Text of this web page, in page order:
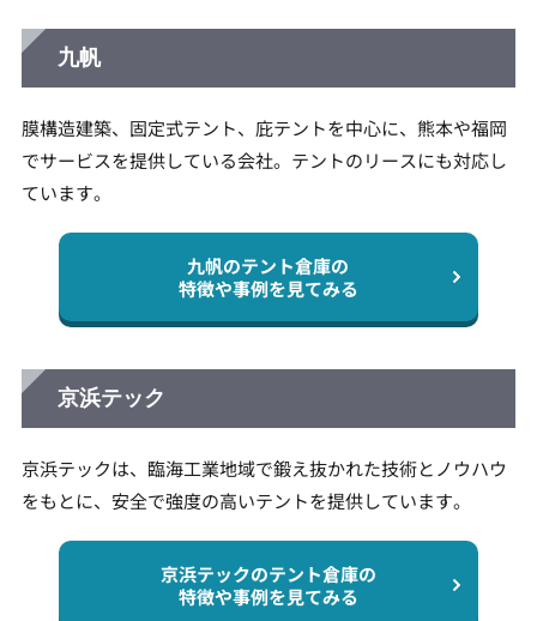
九帆
膜構造建築、固定式テント、庇テントを中心に、熊本や福岡
でサービスを提供している会社。テントのリースにも対応し
ています。
九帆のテント倉庫の
特徴や事例を見てみる
京浜テック
京浜テックは、臨海工業地域で鍛え抜かれた技術とノウハウ
をもとに、安全で強度の高いテントを提供しています。
京浜テックのテント倉庫の
特徴や事例を見てみる